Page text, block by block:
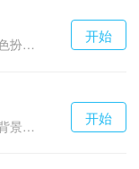
开始
手游
开始
游戏